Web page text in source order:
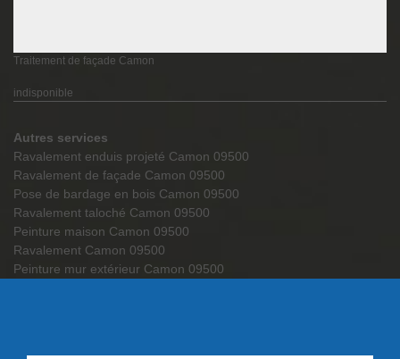
Traitement de façade Camon
indisponible
Autres services
Ravalement enduis projeté Camon 09500
Ravalement de façade Camon 09500
Pose de bardage en bois Camon 09500
Ravalement taloché Camon 09500
Peinture maison Camon 09500
Ravalement Camon 09500
Peinture mur extérieur Camon 09500